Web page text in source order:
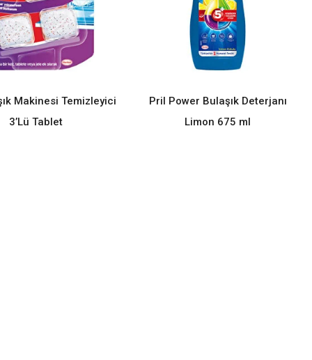
READ MORE
Makinesi Temizleyici
3’Lü Tablet
READ MORE
Pril Power Bulaşık Deterjanı
Limon 675 ml